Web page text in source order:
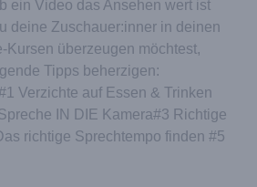
ein Video das Ansehen wert ist
deine Zuschauer:inner in deinen
Kursen überzeugen möchtest,
Tipps beherzigen:
Verzichte auf Essen & Trinken
IN DIE Kamera#3 Richtige
richtige Sprechtempo finden #5